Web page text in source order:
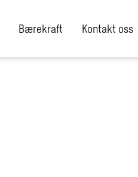
Bærekraft Kontakt oss